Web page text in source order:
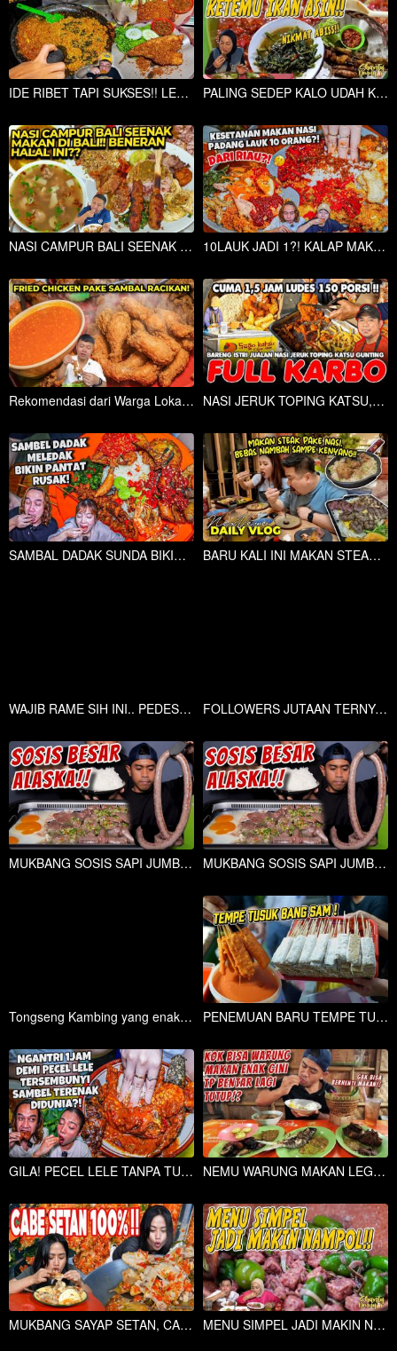
IDE RIBET TAPI SUKSES!! LELE TANPA DURI TULANG MURAH ENAK RAME MULU.. PALING SEDEP KALO UDAH KETEMU IKAN ASIN!! SAMBEL SETAN MBAK LENY!!
NASI CAMPUR BALI SEENAK MAKAN DI BALI!! 10LAUK JADI 1?! KALAP MAKAN NASI PADANG TAPI KOK DARI RIAU? KOKINYA PADANG ASLI. AYAM RENDANG JUARA
Rekomendasi dari Warga Lokal! Fried Chicken Pake Sambal Racikan Sendiri Bisa Ngabisin 50 Ekor Ayam! NASI JERUK TOPING KATSU,JUALAN CUMA 2 JAM LUDES 150 PORSI !!!
SAMBAL DADAK SUNDA BIKIN KALAP MAKAN 10 LAUK BARU KALI INI MAKAN STEAK BOLEH AMBIL NASI SEPUASNYA!!
WAJIB RAME SIH INI.. PEDESNYA GAK KALAH SAING DI BANDING TETANGGA!! FOLLOWERS JUTAAN TERNYATA JAGO BGT MASAK!! SARAN GUE SIH ELU IKUT MASTERCHEF YA
MUKBANG SOSIS SAPI JUMBO 1 METER PAKAI SAMBEL THAILAND!! MUKBANG SOSIS SAPI JUMBO 1 METER PAKAI SAMBEL THAILAND!!
Tongseng Kambing yang enak, 1 Jam Langsung Ludes! PENEMUAN BARU TEMPE TUSUK DAN DI CELUP CUMAN 2 DI DUNIA!
GILA! PECEL LELE TANPA TULANG TUMBAH SAMBEL SETAN LVL 50?! TERENAK DIDUNIA!!! NEMU WARUNG MAKAN LEGENDARIS DI SERANG BANTEN! TP SAYANG BENTAR LAGI TUTUP.
MUKBANG SAYAP SETAN, CABE RAWITNYA BIKIN KEJANG!! MENU SIMPEL JADI MAKIN NAMPOL!! TERI CABE BENDOT ALA TETEH!!